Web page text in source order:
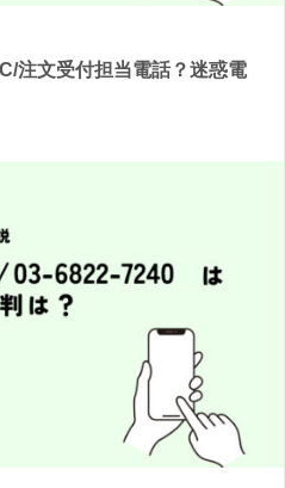
注文受付担当電話？迷惑電